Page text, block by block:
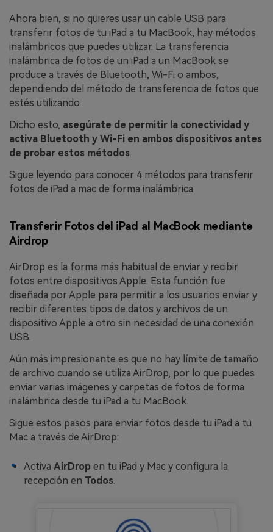
Ahora bien, si no quieres usar un cable USB para
transferir fotos de tu iPad a tu MacBook, hay métodos
inalámbricos que puedes utilizar. La transferencia
inalámbrica de fotos de un iPad a un MacBook se
produce a través de Bluetooth, Wi-Fi o ambos,
dependiendo del método de transferencia de fotos que
estés utilizando.
Dicho esto, asegúrate de permitir la conectividad y
activa Bluetooth y Wi-Fi en ambos dispositivos antes
de probar estos métodos.
Sigue leyendo para conocer 4 métodos para transferir
fotos de iPad a mac de forma inalámbrica.
Transferir Fotos del iPad al MacBook mediante
Airdrop
AirDrop es la forma más habitual de enviar y recibir
fotos entre dispositivos Apple. Esta función fue
diseñada por Apple para permitir a los usuarios enviar y
recibir diferentes tipos de datos y archivos de un
dispositivo Apple a otro sin necesidad de una conexión
USB.
Aún más impresionante es que no hay límite de tamaño
de archivo cuando se utiliza AirDrop, por lo que puedes
enviar varias imágenes y carpetas de fotos de forma
inalámbrica desde tu iPad a tu MacBook.
Sigue estos pasos para enviar fotos desde tu iPad a tu
Mac a través de AirDrop:
Activa AirDrop en tu iPad y Mac y configura la
recepción en Todos.